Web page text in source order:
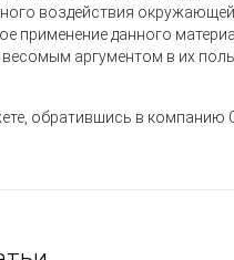
воздействия окружающей
применение данного
аргументом в их
обратившись в компанию